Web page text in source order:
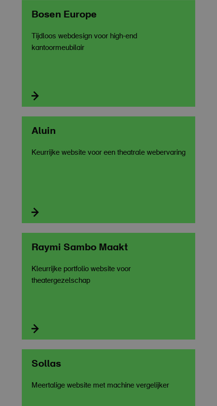
Bosen Europe
Tijdloos webdesign voor high-end
kantoormeubilair

Aluin
Keurrijke website voor een theatrale webervaring

Raymi Sambo Maakt
Kleurrijke portfolio website voor
theatergezelschap

Sollas
Meertalige website met machine vergelijker